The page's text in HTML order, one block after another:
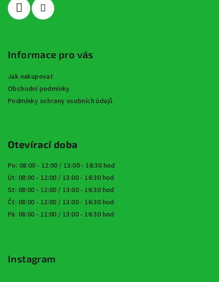
Informace pro vás
Jak nakupovat
Obchodní podmínky
Podmínky ochrany osobních údajů
Otevírací doba
Po: 08:00 - 12:00 / 13:00 - 16:30 hod
Út: 08:00 - 12:00 / 13:00 - 16:30 hod
St: 08:00 - 12:00 / 13:00 - 16:30 hod
Čt: 08:00 - 12:00 / 13:00 - 16:30 hod
Pá: 08:00 - 12:00 / 13:00 - 16:30 hod
Instagram